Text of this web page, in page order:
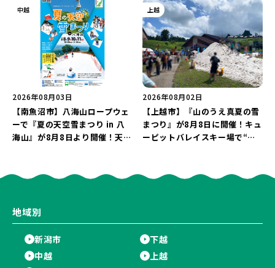
を楽しもう♪
5,000発の花火”を楽しもう♪
中越
2026年08月03日
【南魚沼市】八海山ロープウェ
ーで『夏の天空雪まつり in 八
海山』が8月8日より開催！天然
上越
2026年08月02日
【上越市】『山のうえ真夏の雪
まつり』が8月8日に開催！キュ
ーピットバレイスキー場で“真
地域別
新潟市
下越
中越
上越